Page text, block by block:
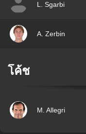
L. Sgarbi
A. Zerbin
โค้ช
M. Allegri